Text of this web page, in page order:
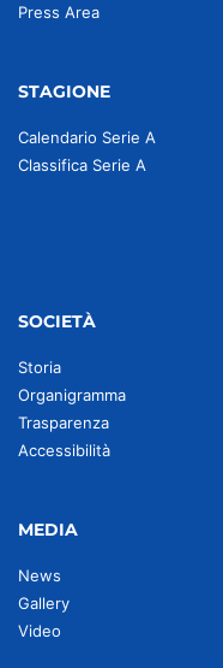
Press Area
STAGIONE
Calendario Serie A
Classifica Serie A
SOCIETÀ
Storia
Organigramma
Trasparenza
Accessibilità
MEDIA
News
Gallery
Video